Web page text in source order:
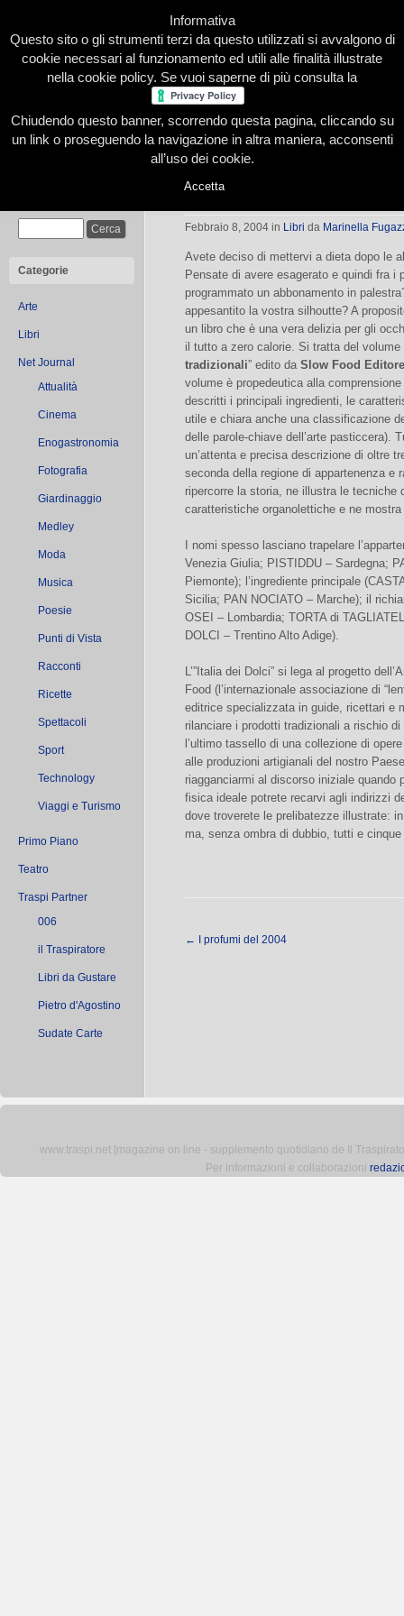
Home Presentazione Redazione Le nostre firme
Categorie
Arte
Libri
Net Journal
Attualità
Cinema
Enogastronomia
Fotografia
Giardinaggio
Medley
Moda
Musica
Poesie
Punti di Vista
Racconti
Ricette
Spettacoli
Sport
Technology
Viaggi e Turismo
Primo Piano
Teatro
Traspi Partner
006
il Traspiratore
Libri da Gustare
Pietro d'Agostino
Sudate Carte
L’Italia dei dolci
Febbraio 8, 2004 in Libri da Marinella
Avete deciso di mettervi a dieta dopo le
Pensate di avere esagerato e quindi fra i
programmato un abbonamento in
appesantito la vostra silhoutte? A
un libro che è una vera delizia per gli
il tutto a zero calorie. Si tratta del volume
tradizionali” edito da Slow Food Editore
volume è propedeutica alla
descritti i principali ingredienti, le
utile e chiara anche una classificazione
delle parole-chiave dell’arte pasticcera).
un’attenta e precisa descrizione di oltre
seconda della regione di appartenenza e
ripercorre la storia, ne illustra le tecniche
caratteristiche organolettiche e ne mostra
I nomi spesso lasciano trapelare
Venezia Giulia; PISTIDDU – Sardegna;
Piemonte); l’ingrediente principale
Sicilia; PAN NOCIATO – Marche); il
OSEI – Lombardia; TORTA di
DOLCI – Trentino Alto Adige).
L’”Italia dei Dolci” si lega al progetto
Food (l’internazionale associazione di
editrice specializzata in guide, ricettari e
rilanciare i prodotti tradizionali a rischio
l’ultimo tassello di una collezione di
alle produzioni artigianali del nostro
riagganciarmi al discorso iniziale quando
fisica ideale potrete recarvi agli indirizzi
dove troverete le prelibatezze illustrate:
ma, senza ombra di dubbio, tutti e
← I profumi del 2004
www.traspi.net [magazine on line - supplemento quotidiano de Il
Per informazioni e collaborazioni
Informativa
Questo sito o gli strumenti terzi da questo utilizzati si avvalgono di
cookie necessari al funzionamento ed utili alle finalità illustrate
nella cookie policy. Se vuoi saperne di più consulta la
Chiudendo questo banner, scorrendo questa pagina, cliccando su
un link o proseguendo la navigazione in altra maniera, acconsenti
all’uso dei cookie.
Accetta